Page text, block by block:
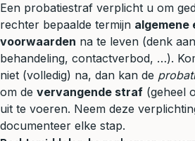
Een probatiestraf verplicht u om
rechter bepaalde termijn algemene
voorwaarden na te leven (denk
behandeling, contactverbod, …).
niet (volledig) na, dan kan de
om de vervangende straf (geheel
uit te voeren. Neem deze
documenteer elke stap.